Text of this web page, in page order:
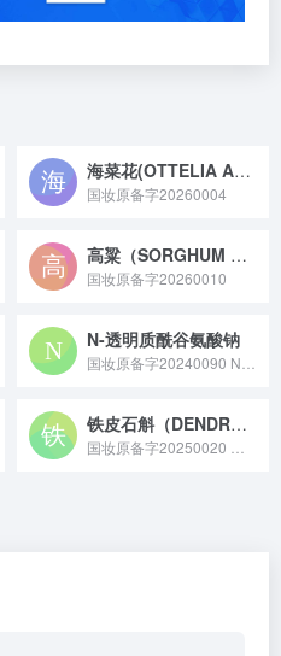
海菜花(OTTELIA ACUMINATA)提取物
国妆原备字20260004
高粱（SORGHUM BICOLOR）籽提取物
国妆原备字20260010
N-透明质酰谷氨酸钠
铁皮石斛（DENDROBIUM OFFICINALE）培养物